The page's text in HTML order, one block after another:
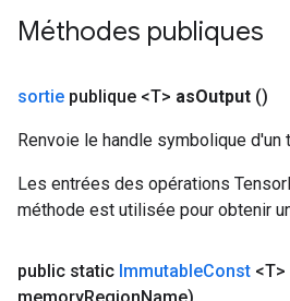
Méthodes publiques
sortie publique <T> asOutput ()
Renvoie le handle symbolique d'un
Les entrées des opérations
méthode est utilisée pour obtenir
public static ImmutableConst <T>